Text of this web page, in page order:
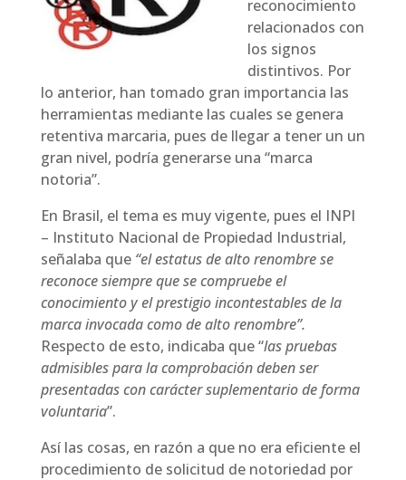
reconocimiento
relacionados con
los signos
distintivos. Por
lo anterior, han tomado gran importancia las
herramientas mediante las cuales se genera
retentiva marcaria, pues de llegar a tener un un
gran nivel, podría generarse una “marca
notoria”.
En Brasil, el tema es muy vigente, pues el INPI
– Instituto Nacional de Propiedad Industrial,
señalaba que “el estatus de alto renombre se
reconoce siempre que se compruebe el
conocimiento y el prestigio incontestables de la
marca invocada como de alto renombre”.
Respecto de esto, indicaba que “las pruebas
admisibles para la comprobación deben ser
presentadas con carácter suplementario de forma
voluntaria”.
Así las cosas, en razón a que no era eficiente el
procedimiento de solicitud de notoriedad por